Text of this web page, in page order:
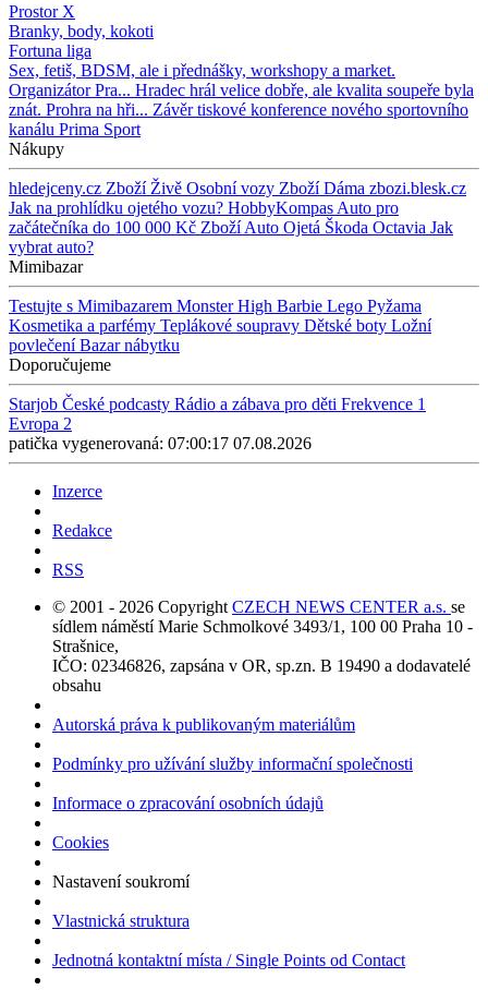
Prostor X
Branky, body, kokoti
Fortuna liga
Sex, fetiš, BDSM, ale i přednášky, workshopy a market.
Organizátor Pra... Hradec hrál velice dobře, ale kvalita soupeře byla
znát. Prohra na hři... Závěr tiskové konference nového sportovního
kanálu Prima Sport
Nákupy
hledejceny.cz Zboží Živě Osobní vozy Zboží Dáma zbozi.blesk.cz
Jak na prohlídku ojetého vozu? HobbyKompas Auto pro
začátečníka do 100 000 Kč Zboží Auto Ojetá Škoda Octavia Jak
vybrat auto?
Mimibazar
Testujte s Mimibazarem Monster High Barbie Lego Pyžama
Kosmetika a parfémy Teplákové soupravy Dětské boty Ložní
povlečeníBazar nábytku
Doporučujeme
Starjob České podcasty Rádio a zábava pro děti Frekvence 1
Evropa 2
patička vygenerovaná: 07:00:17 07.08.2026
Inzerce
Redakce
RSS
© 2001 - 2026 Copyright CZECH NEWS CENTER a.s. se
sídlem náměstí Marie Schmolkové 3493/1, 100 00 Praha 10 -
Strašnice,
IČO: 02346826, zapsána v OR, sp.zn. B 19490 a dodavatelé
obsahu
Autorská práva k publikovaným materiálům
Podmínky pro užívání služby informační společnosti
Informace o zpracování osobních údajů
Cookies
Nastavení soukromí
Vlastnická struktura
Jednotná kontaktní místa / Single Points od Contact